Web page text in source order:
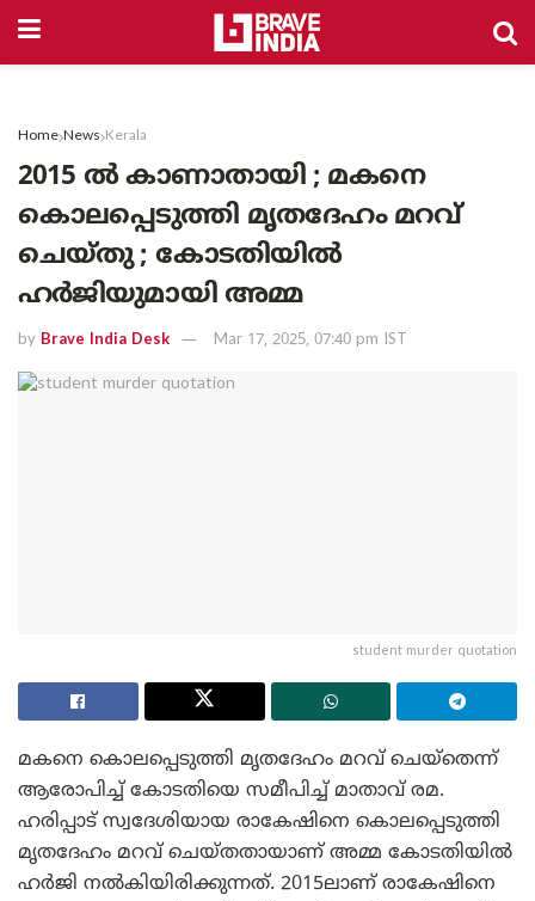
Home News Kerala
2015 ൽ കാണാതായി ; മകനെ
കൊലപ്പെടുത്തി മൃതദേഹം മറവ്
ചെയ്തു ; കോടതിയിൽ
ഹർജിയുമായി അമ്മ
by Brave India Desk Mar 17, 2025, 07:40 pm IST
student murder quotation
മകനെ കൊലപ്പെടുത്തി മൃതദേഹം മറവ് ചെയ്‌തെന്ന്
ആരോപിച്ച് കോടതിയെ സമീപിച്ച് മാതാവ് രമ.
ഹരിപ്പാട് സ്വദേശിയായ രാകേഷിനെ കൊലപ്പെടുത്തി
മൃതദേഹം മറവ് ചെയ്തതായാണ് അമ്മ കോടതിയിൽ
ഹർജി നൽകിയിരിക്കുന്നത്. 2015ലാണ് രാകേഷിനെ